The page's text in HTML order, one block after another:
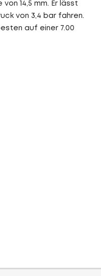
14,5 mm. Er lässt
von 3,4 bar fahren.
auf einer 7.00